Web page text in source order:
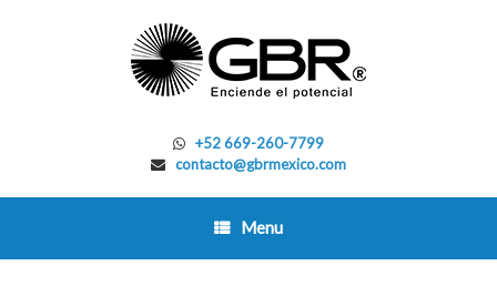
+52 669-260-7799
contacto@gbrmexico.com
Menu